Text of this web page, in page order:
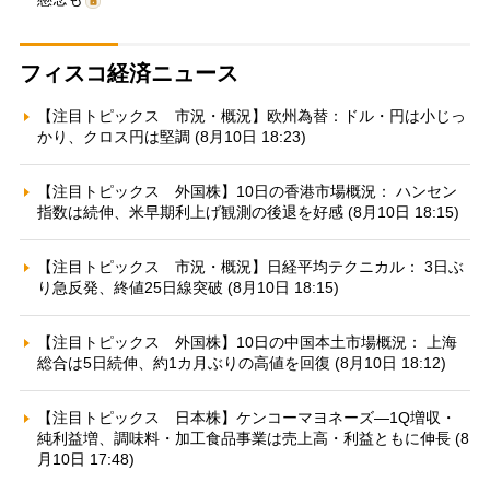
フィスコ経済ニュース
【注目トピックス 市況・概況】欧州為替：ドル・円は小じっ
かり、クロス円は堅調 (8月10日 18:23)
【注目トピックス 外国株】10日の香港市場概況： ハンセン
指数は続伸、米早期利上げ観測の後退を好感 (8月10日 18:15)
【注目トピックス 市況・概況】日経平均テクニカル： 3日ぶ
り急反発、終値25日線突破 (8月10日 18:15)
【注目トピックス 外国株】10日の中国本土市場概況： 上海
総合は5日続伸、約1カ月ぶりの高値を回復 (8月10日 18:12)
【注目トピックス 日本株】ケンコーマヨネーズ—1Q増収・
純利益増、調味料・加工食品事業は売上高・利益ともに伸長 (8
月10日 17:48)